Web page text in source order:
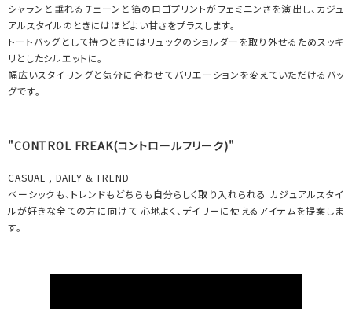
シャランと垂れるチェーンと箔のロゴプリントがフェミニンさを演出し、カジュ
アルスタイルのときにはほどよい甘さをプラスします。
トートバッグとして持つときにはリュックのショルダーを取り外せるためスッキ
リとしたシルエットに。
幅広いスタイリングと気分に合わせてバリエーションを変えていただけるバッ
グです。
"CONTROL FREAK(コントロールフリーク)"
CASUAL , DAILY & TREND
ベーシックも、トレンドもどちらも自分らしく取り入れられる カジュアルスタイ
ルが好きな全ての方に向けて 心地よく、デイリーに使えるアイテムを提案しま
す。